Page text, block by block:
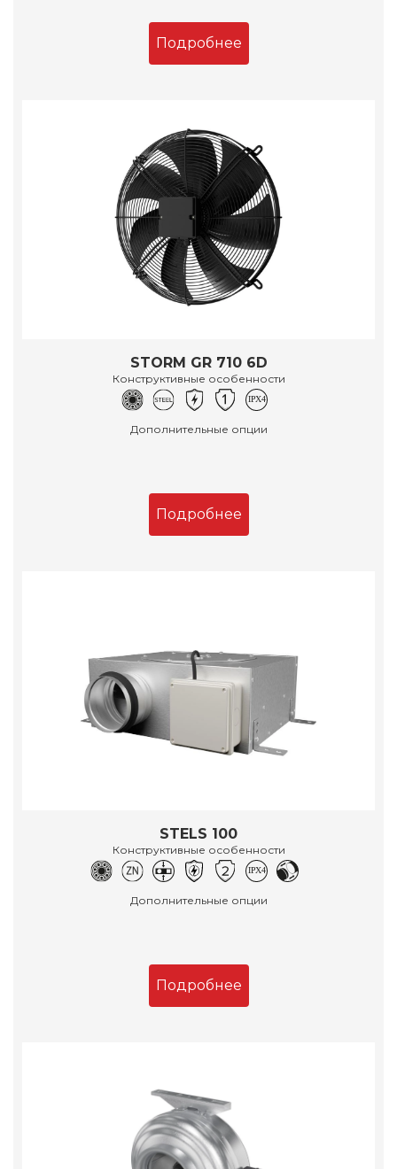
Подробнее
STORM GR 710 6D
Конструктивные особенности
Дополнительные опции
Подробнее
STELS 100
Конструктивные особенности
Дополнительные опции
Подробнее